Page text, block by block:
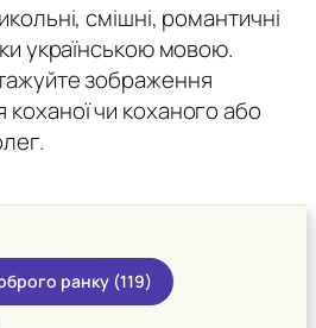
смішні, романтичні
українською мовою.
зображення
чи коханого або
ранку (119)